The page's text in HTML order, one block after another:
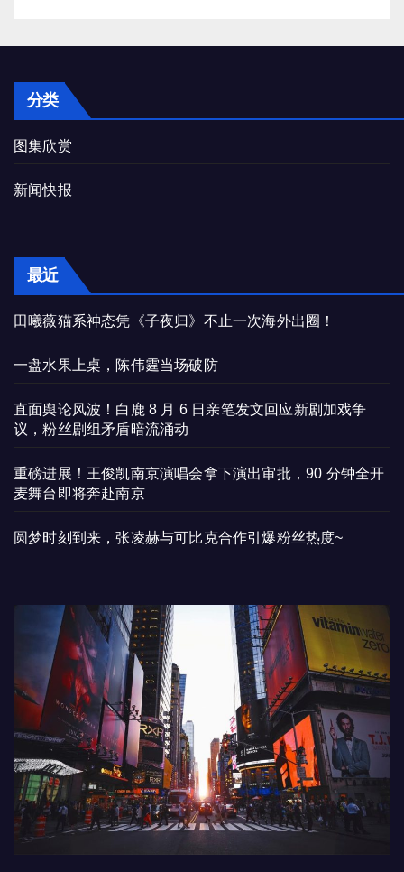
分类
图集欣赏
新闻快报
最近
田曦薇猫系神态凭《子夜归》不止一次海外出圈！
一盘水果上桌，陈伟霆当场破防
直面舆论风波！白鹿 8 月 6 日亲笔发文回应新剧加戏争
议，粉丝剧组矛盾暗流涌动
重磅进展！王俊凯南京演唱会拿下演出审批，90 分钟全开
麦舞台即将奔赴南京
圆梦时刻到来，张凌赫与可比克合作引爆粉丝热度~